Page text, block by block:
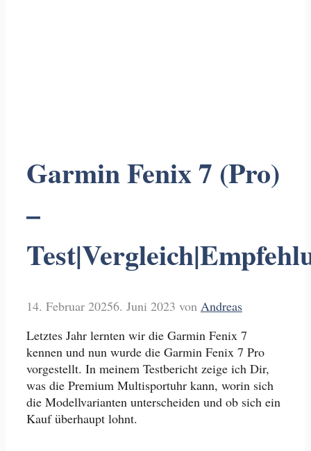
Garmin Fenix 7 (Pro)
–
14. Februar 20256. Juni 2023 von Andreas
Letztes Jahr lernten wir die Garmin Fenix 7
kennen und nun wurde die Garmin Fenix 7 Pro
vorgestellt. In meinem Testbericht zeige ich Dir,
was die Premium Multisportuhr kann, worin sich
die Modellvarianten unterscheiden und ob sich ein
Kauf überhaupt lohnt.